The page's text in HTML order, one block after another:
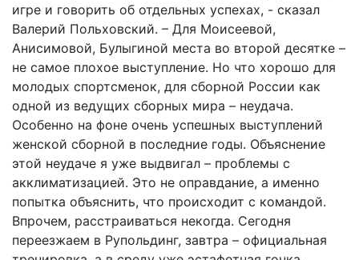
игре и говорить об отдельных успехах, - сказал
Валерий Польховский. – Для Моисеевой,
Анисимовой, Булыгиной места во второй десятке –
не самое плохое выступление. Но что хорошо для
молодых спортсменок, для сборной России как
одной из ведущих сборных мира – неудача.
Особенно на фоне очень успешных выступлений
женской сборной в последние годы. Объяснение
этой неудаче я уже выдвигал – проблемы с
акклиматизацией. Это не оправдание, а именно
попытка объяснить, что происходит с командой.
Впрочем, расстраиваться некогда. Сегодня
переезжаем в Рупольдинг, завтра – официальная